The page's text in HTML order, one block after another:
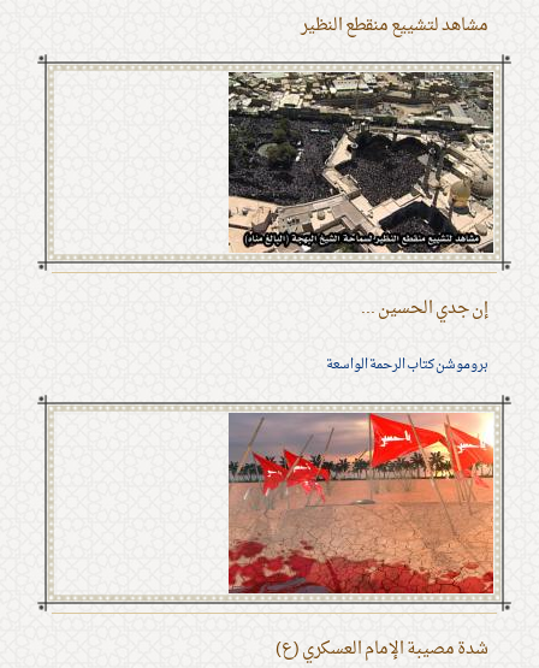
مشاهد لتشييع منقطع النظير
إن جدي الحسين ...
بروموشن كتاب الرحمة الواسعة
شدة مصيبة الإمام العسكري (ع)